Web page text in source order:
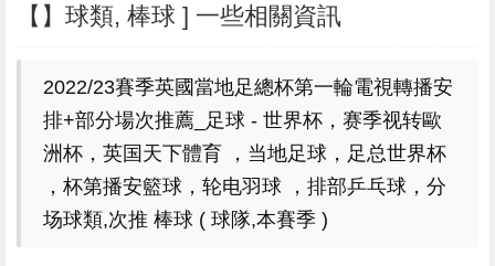
【】球類, 棒球 ] 一些相關資訊
2022/23賽季英國當地足總杯第一輪電視轉播安
排+部分場次推薦_足球 - 世界杯，赛季视转歐
洲杯，英国天下體育 ，当地足球，足总世界杯
，杯第播安籃球，轮电羽球 ，排部乒乓球，分
场球類,次推 棒球 ( 球隊,本賽季 )